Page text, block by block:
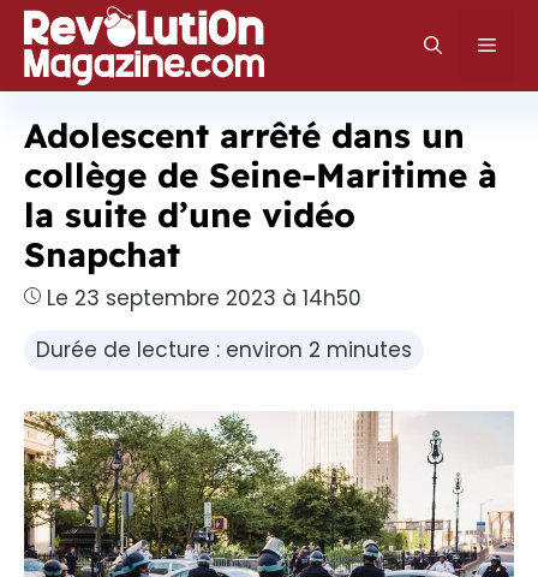
Aller
au
contenu
Adolescent arrêté dans un
collège de Seine-Maritime à
la suite d’une vidéo
Snapchat
Le 23 septembre 2023 à 14h50
Durée de lecture : environ 2 minutes